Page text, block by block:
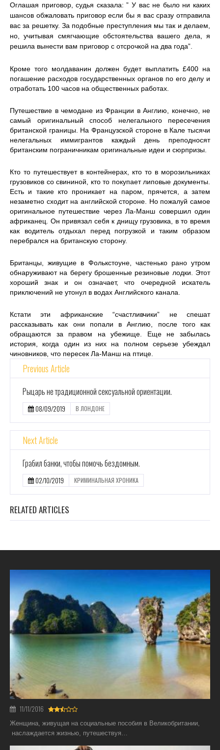
Оглашая приговор, судья сказала: ” У вас не было ни каких
шансов обжаловать приговор если бы я вас сразу отправила
вас за решетку. За подобные преступления мы так и делаем,
но, учитывая смягчающие обстоятельства вашего дела, я
решила вынести вам приговор с отсрочкой на два года”.
Кроме того молдаванин должен будет выплатить £400 на
погашение расходов государственных органов по его делу и
отработать 100 часов на общественных работах.
Путешествие в чемодане из Франции в Англию, конечно, не
самый оригинальный способ нелегального пересечения
британской границы. На Французской стороне в Кале тысячи
нелегальных иммигрантов каждый день преподносят
британским пограничникам оригинальные идеи и сюрпризы.
Кто то путешествует в контейнерах, кто то в морозильниках
грузовиков со свининой, кто то покупает липовые документы.
Есть и такие кто проникает на паром, прячется, а затем
незаметно сходит на английской стороне. Но пожалуй самое
оригинальное путешествие через Ла-Манш совершил один
африканец. Он привязал себя к днищу грузовика, в то время
как водитель отдыхал перед погрузкой и таким образом
перебрался на британскую сторону.
Британцы, живущие в Фолькстоуне, частенько рано утром
обнаруживают на берегу брошенные резиновые лодки. Этот
хороший знак и он означает, что очередной искатель
приключений не утонул в водах Английского канала.
Кстати эти африканские “счастливчики” не спешат
рассказывать как они попали в Англию, после того как
обращаются за правом на убежище. Еще не забылась
история, когда один из них на полном серьезе убеждал
чиновников, что пересек Ла-Манш на птице.
Previous Article
Рыцарь не традиционной сексуальной ориентации.
08/09/2019 В ЛОНДОНЕ
Next Article
Грабил банки, чтобы помочь бездомным.
02/10/2019 КРИМИНАЛЬНАЯ ХРОНИКА
RELATED ARTICLES
11/11/2016
Женщина, живущая на социальные пособия в Великобритании,
наслаждается жизнью, путешествуя…